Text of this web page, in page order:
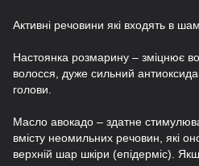
Активні речовини які входять в
Настоянка розмарину – зміцнює
волосся, дуже сильний
голови.
Масло авокадо – здатне
вмісту неомильних речовин, які
верхній шар шкіри (епідерміс).